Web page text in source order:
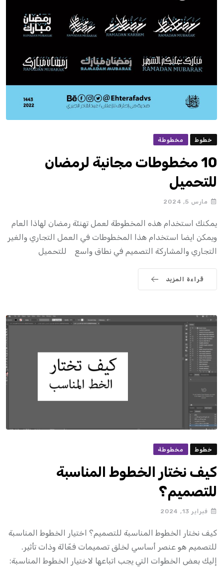
خطوط مخطوطة
10 مخطوطات مجانية لرمضان
للتحميل
مارس 5, 2024
يمكنك استخدام هذه المخطوطة لعمل تهنئة رمضان لهاذا العام
ويمكن ايضا استخدام هذا المخطوطات في العمل التجاري والغير
التجاري والمشاركة التصميم في نطاق واسع للتحميل
قراءة المزيد
خطوط مخطوطة
كيف نختار الخطوط المناسبة
للتصميم؟
فبراير 13, 2024
كيف نختار الخطوط المناسبة للتصميم؟ اختيار الخطوط المناسبة
للتصميم هو عنصر أساسي لخلق تصميمات فعّالة وذات تأثير.
إليك بعض الخطوات التي يجب اتباعها لاختيار الخطوط المناسبة: